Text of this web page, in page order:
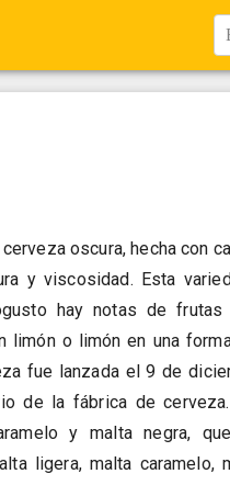
oscura, hecha con
y viscosidad. Esta
hay notas de
limón o limón en una
fue lanzada el 9 de
de la fábrica de
y malta negra,
ligera, malta caramelo,